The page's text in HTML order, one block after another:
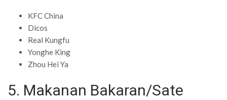
KFC China
Dicos
Real Kungfu
Yonghe King
Zhou Hei Ya
5. Makanan Bakaran/Sate